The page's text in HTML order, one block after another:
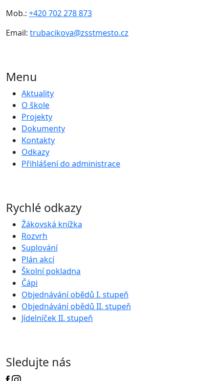
Mob.: +420 702 278 873
Email: trubacikova@zsstmesto.cz
Menu
Aktuality
O škole
Projekty
Dokumenty
Kontakty
Odkazy
Přihlášení do administrace
Rychlé odkazy
Žákovská knížka
Rozvrh
Suplování
Plán akcí
Školní pokladna
Čápi
Objednávání obědů I. stupeň
Objednávání obědů II. stupeň
Jídelníček II. stupeň
Sledujte nás